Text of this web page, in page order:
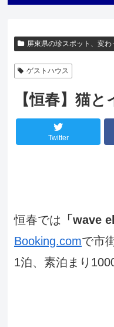
屏東県の珍スポット、変わ
ゲストハウス
【恒春】猫
Twitter
恒春では 「wave
Booking.comで市
1泊、素泊まり